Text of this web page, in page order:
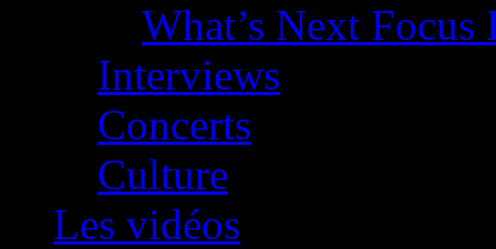
What’s Next
Interviews
Concerts
Culture
Les vidéos